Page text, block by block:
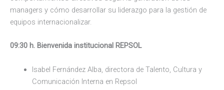
managers y cómo desarrollar su liderazgo para la gestión de
equipos internacionalizar.
09:30 h. Bienvenida institucional REPSOL
Isabel Fernández Alba, directora de Talento, Cultura y
Comunicación Interna en Repsol